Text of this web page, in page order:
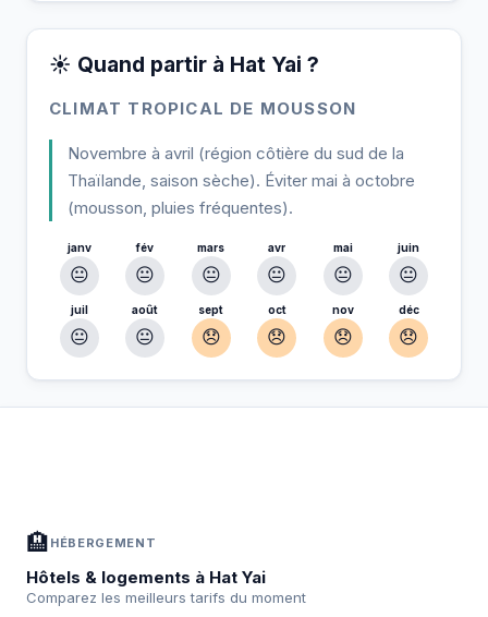
☀️ Quand partir à Hat Yai ?
CLIMAT TROPICAL DE MOUSSON
Novembre à avril (région côtière du sud de la
Thaïlande, saison sèche). Éviter mai à octobre
(mousson, pluies fréquentes).
janv
😐
fév
😐
mars
😐
avr
😐
mai
😐
juin
😐
juil
😐
août
😐
sept
😞
oct
😞
nov
😞
déc
😞
🏨 HÉBERGEMENT
Hôtels & logements à Hat Yai
Comparez les meilleurs tarifs du moment